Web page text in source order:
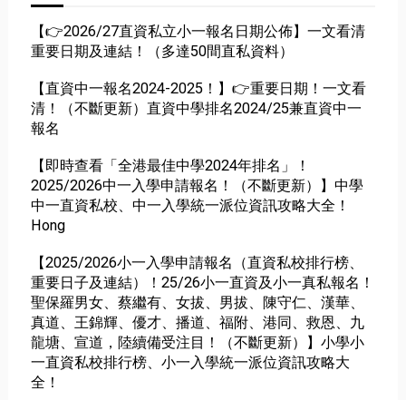
【👉2026/27直資私立小一報名日期公佈】一文看清
重要日期及連結！（多達50間直私資料）
【直資中一報名2024-2025！】👉重要日期！一文看
清！（不斷更新）直資中學排名2024/25兼直資中一
報名
【即時查看「全港最佳中學2024年排名」！
2025/2026中一入學申請報名！（不斷更新）】中學
中一直資私校、中一入學統一派位資訊攻略大全！
Hong
【2025/2026小一入學申請報名（直資私校排行榜、
重要日子及連結）！25/26小一直資及小一真私報名！
聖保羅男女、蔡繼有、女拔、男拔、陳守仁、漢華、
真道、王錦輝、優才、播道、福附、港同、救恩、九
龍塘、宣道，陸續備受注目！（不斷更新）】小學小
一直資私校排行榜、小一入學統一派位資訊攻略大
全！